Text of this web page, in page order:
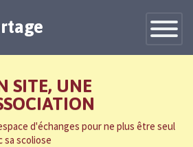
Toggle
SITE, UNE
d'échanges pour ne plus être seul
sa scoliose